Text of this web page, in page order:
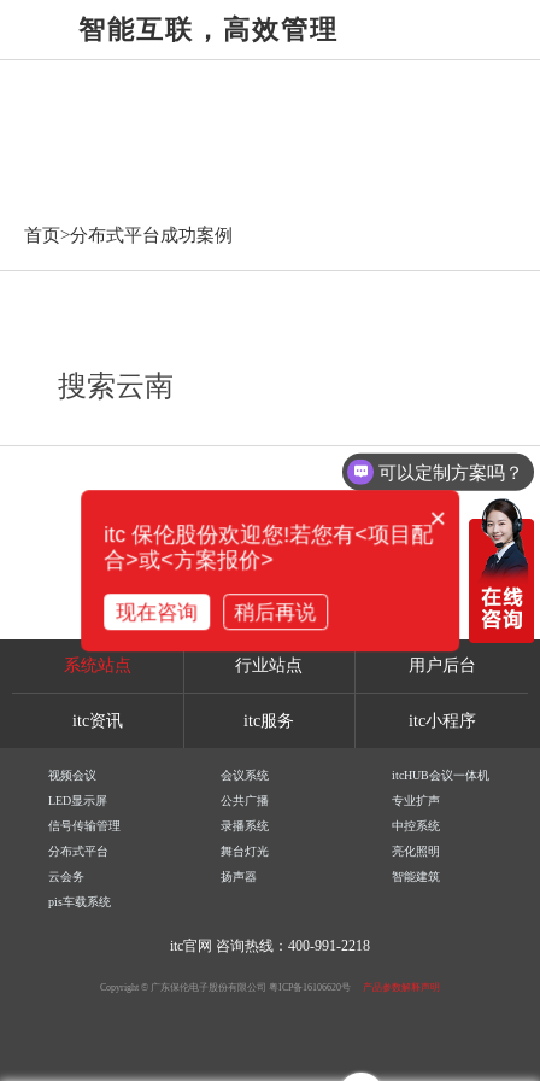
智能互联，高效管理
首页>分布式平台成功案例
搜索云南
系统站点 行业站点 用户后台
itc资讯 itc服务 itc小程序
视频会议 会议系统
itcHUB会议一体机
LED显示屏
公共广播
专业扩声
信号传输管理
录播系统
中控系统
分布式平台
舞台灯光
亮化照明
云会务
扬声器
智能建筑
pis车载系统
itc官网 咨询热线：400-991-2218
Copyright © 广东保伦电子股份有限公司 粤ICP备16106620号 产品参数解释声明
可以定制方案吗？
×
itc 保伦股份欢迎您!若您有<项目配
合>或<方案报价>
现在咨询 稍后再说